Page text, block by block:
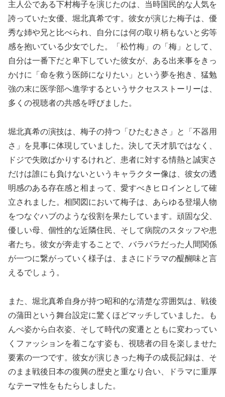
主人公である下村梅子を演じたのは、当時国民的な人気を
誇っていた女優、堀北真希です。彼女が演じた梅子は、優
秀な姉や兄と比べられ、自分には何の取り柄もないと劣等
感を抱いている少女でした。「松竹梅」の「梅」として、
自分は一番下だと卑下していた彼女が、ある出来事をきっ
かけに「命を救う医師になりたい」という夢を抱き、猛勉
強の末に医学部へ進学するというサクセスストーリーは、
多くの視聴者の共感を呼びました。
堀北真希の演技は、梅子の持つ「ひたむきさ」と「不器用
さ」を見事に体現していました。決して天才肌ではなく、
ドジで失敗ばかりするけれど、患者に対する情熱と誠実さ
だけは誰にも負けないというキャラクター像は、彼女の透
明感のある存在感と相まって、愛すべきヒロインとして確
立されました。相関図において梅子は、あらゆる登場人物
をつなぐハブのような役割を果たしています。頑固な父、
優しい母、個性的な近隣住民、そして病院のスタッフや患
者たち。彼女が奔走することで、バラバラだった人間関係
が一つに繋がっていく様子は、まさにドラマの醍醐味と言
えるでしょう。
また、堀北真希自身が持つ昭和的な清楚な雰囲気は、戦後
の蒲田という舞台設定に驚くほどマッチしていました。も
んぺ姿から白衣姿、そして時代の変遷とともに変わってい
くファッションを着こなす姿も、視聴者の目を楽しませた
要素の一つです。彼女が演じきった梅子の成長記録は、そ
のまま戦後日本の復興の歴史と重なり合い、ドラマに重厚
なテーマ性をもたらしました。